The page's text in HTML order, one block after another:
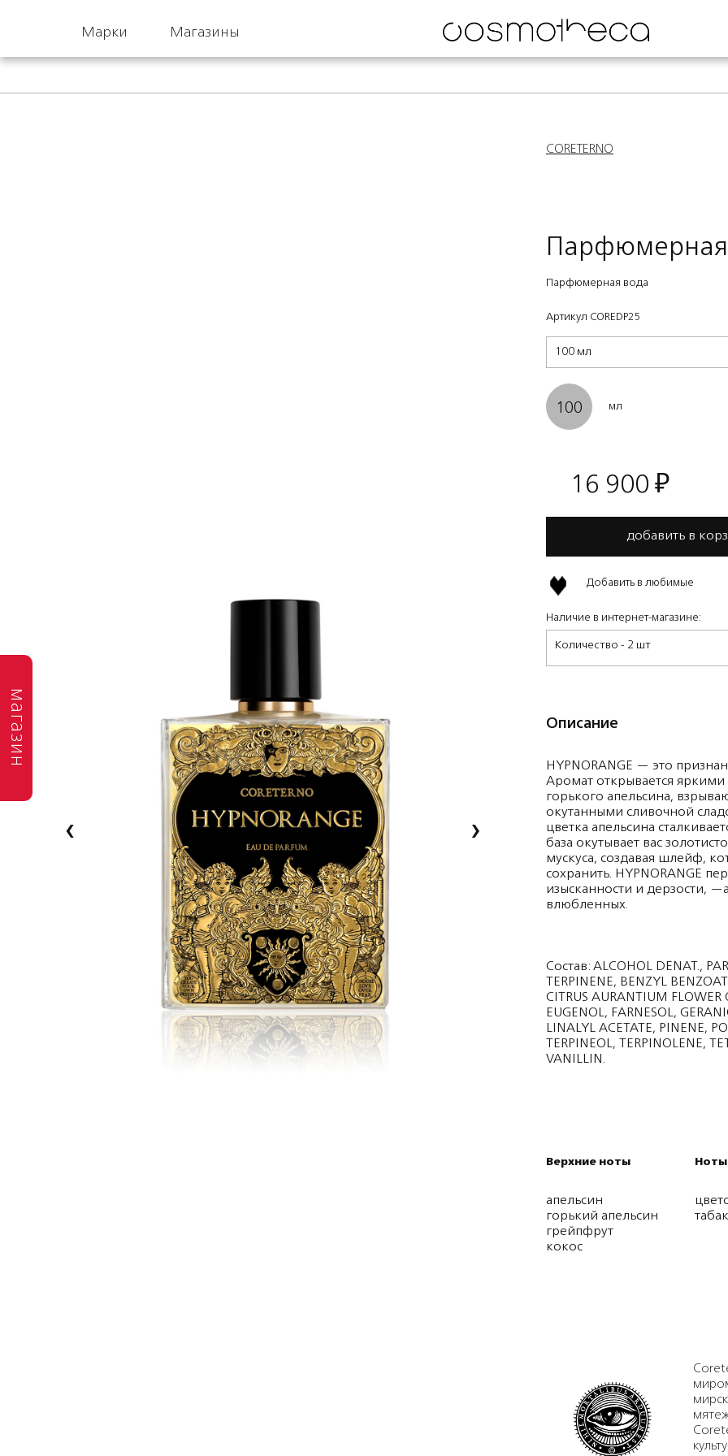
Марки Магазины
магазин
‹ ›
CORETERNO
Парфюмерная
Парфюмерная вода
Артикул COREDP25
100 мл
100 мл
16 900 ₽
добавить в
Добавить в любимые
Наличие в интернет-магазине:
Количество - 2 шт
Описание
HYPNORANGE — это
Аромат открывается
горького апельсина,
окутанными сливочной
цветка апельсина
база окутывает вас
мускуса, создавая шлейф,
сохранить. HYPNORANGE
изысканности и дерзости,
влюбленных.
Состав: ALCOHOL DENAT.,
TERPINENE, BENZYL
CITRUS AURANTIUM
EUGENOL, FARNESOL,
LINALYL ACETATE, PINENE,
TERPINEOL, TERPINOLENE,
VANILLIN.
Верхние ноты
апельсин
горький апельсин
грейпфрут
кокос